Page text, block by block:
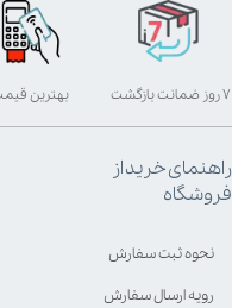
بهترین ۷ روز ضمانت بازگشت
راهنمای خرید از
فروشگاه
نحوه ثبت سفارش
رویه ارسال سفارش